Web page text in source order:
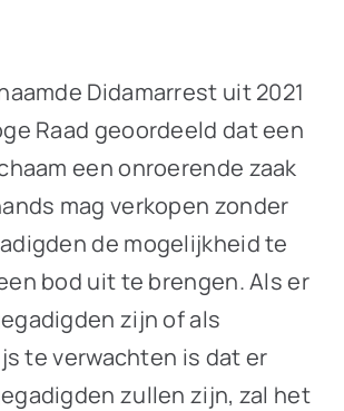
Didamarrest uit 2021
Raad geoordeeld dat een
een onroerende zaak
mag verkopen zonder
de mogelijkheid te
bod uit te brengen. Als er
zijn of als
te verwachten is dat er
zullen zijn, zal het